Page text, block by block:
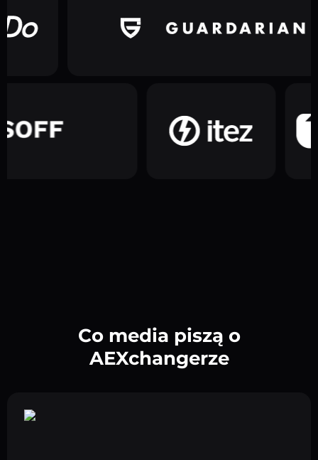
Co media piszą o
AEXchangerze